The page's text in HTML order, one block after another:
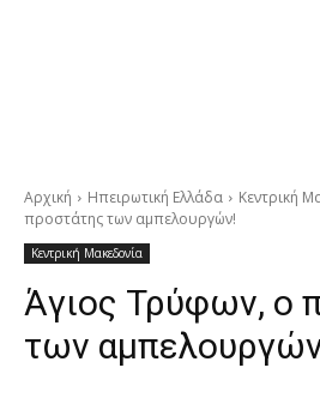
Αρχική Ηπειρωτική Ελλάδα Κεντρική
προστάτης των αμπελουργών!
Κεντρική Μακεδονία
Άγιος Τρύφων, ο
των